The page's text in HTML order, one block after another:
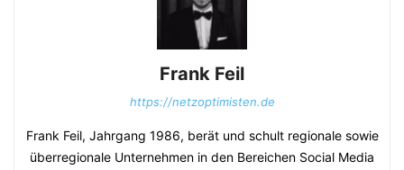
Frank Feil
https://netzoptimisten.de
Frank Feil, Jahrgang 1986, berät und schult regionale sowie
überregionale Unternehmen in den Bereichen Social Media